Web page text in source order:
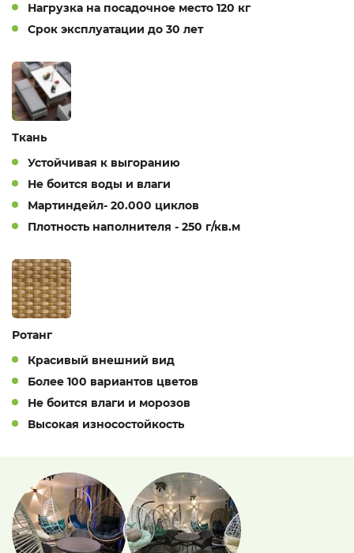
Нагрузка на посадочное место 120 кг
Срок эксплуатации до 30 лет
Ткань
Устойчивая к выгоранию
Не боится воды и влаги
Мартиндейл- 20.000 циклов
Плотность наполнителя - 250 г/кв.м
Ротанг
Красивый внешний вид
Более 100 вариантов цветов
Не боится влаги и морозов
Высокая износостойкость